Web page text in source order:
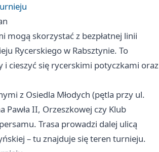
mogą skorzystać z bezpłatnej linii
Rycerskiego w Rabsztynie. To
i cieszyć się rycerskimi potyczkami oraz
z Osiedla Młodych (pętla przy ul.
Pawła II, Orzeszkowej czy Klub
Trasa prowadzi dalej ulicą
– tu znajduje się teren turnieju.